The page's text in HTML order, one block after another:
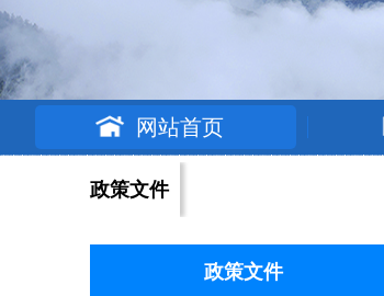
网站首页
政策文件
政策文件